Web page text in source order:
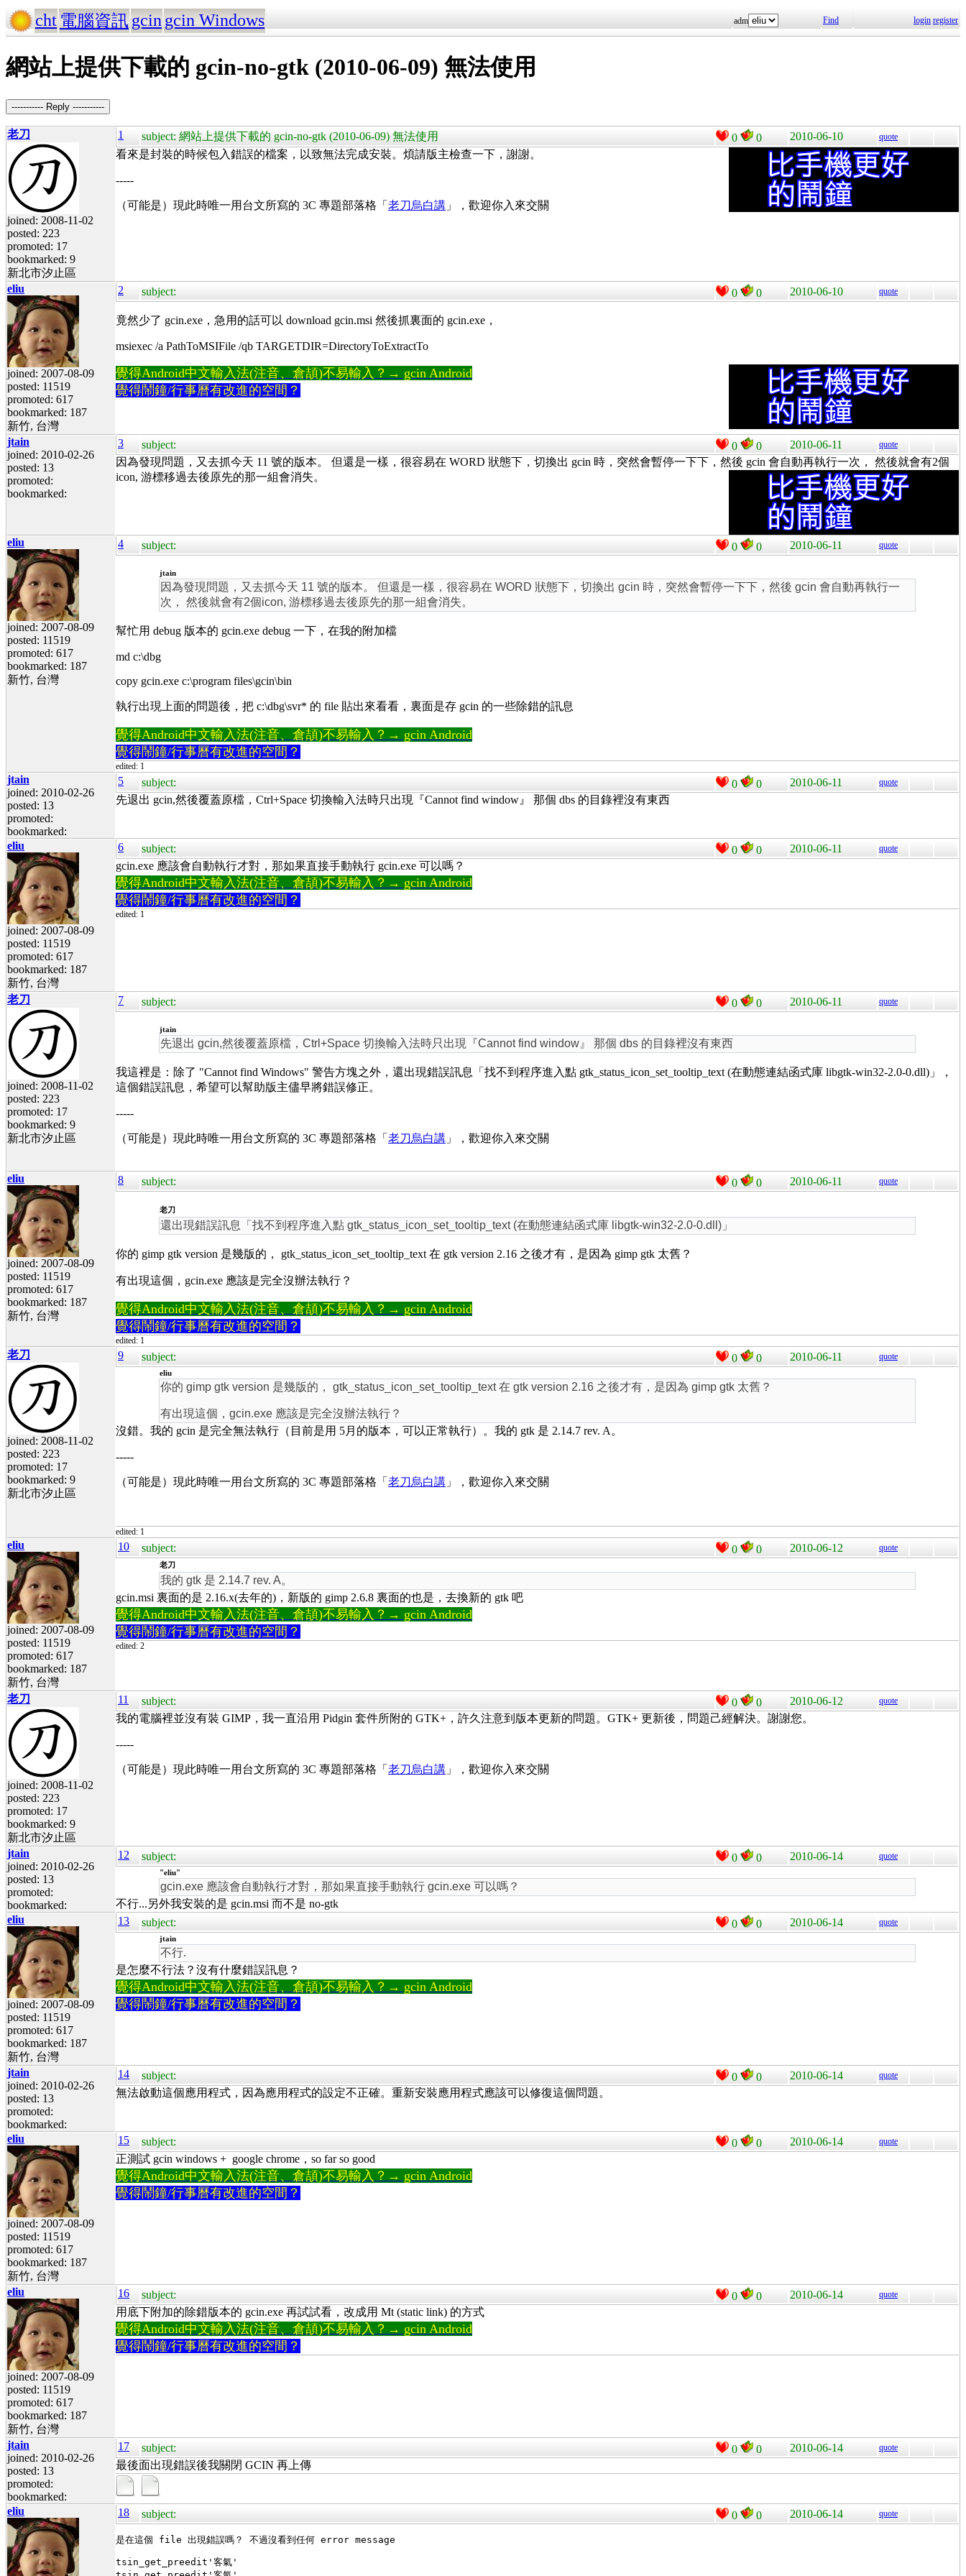
cht 電腦資訊 gcin gcin Windows adm Find login register
網站上提供下載的 gcin-no-gtk (2010-06-09) 無法使用
----------- Reply -----------
老刀
joined: 2008-11-02
posted: 223
promoted: 17
bookmarked: 9
新北市汐止區
1 subject: 網站上提供下載的 gcin-no-gtk (2010-06-09) 無法使用 0 0 2010-06-10 quote
看來是封裝的時候包入錯誤的檔案，以致無法完成安裝。煩請版主檢查一下，謝謝。
-----
（可能是）現此時唯一用台文所寫的 3C 專題部落格「 老刀烏白講 」，歡迎你入來交關
eliu
joined: 2007-08-09
posted: 11519
promoted: 617
bookmarked: 187
新竹, 台灣
2 subject: 0 0 2010-06-10 quote
竟然少了 gcin.exe，急用的話可以 download gcin.msi 然後抓裏面的 gcin.exe，
msiexec /a PathToMSIFile /qb TARGETDIR=DirectoryToExtractTo
覺得Android中文輸入法(注音、倉頡)不易輸入？→ gcin Android
覺得鬧鐘/行事曆有改進的空間？
jtain
joined: 2010-02-26
posted: 13
promoted:
bookmarked:
3 subject: 0 0 2010-06-11 quote
因為發現問題，又去抓今天 11 號的版本。 但還是一樣，很容易在 WORD 狀態下，切換出 gcin 時，突然會暫停一下下，然後 gcin 會自動再執行一次， 然後就會有2個
icon, 游標移過去後原先的那一組會消失。
eliu
joined: 2007-08-09
posted: 11519
promoted: 617
bookmarked: 187
新竹, 台灣
4 subject: 0 0 2010-06-11 quote
jtain
因為發現問題，又去抓今天 11 號的版本。 但還是一樣，很容易在 WORD 狀態下，切換出 gcin 時，突然會暫停一下下，然後 gcin 會自動再執行一
次， 然後就會有2個icon, 游標移過去後原先的那一組會消失。
幫忙用 debug 版本的 gcin.exe debug 一下，在我的附加檔
md c:\dbg
copy gcin.exe c:\program files\gcin\bin
執行出現上面的問題後，把 c:\dbg\svr* 的 file 貼出來看看，裏面是存 gcin 的一些除錯的訊息
覺得Android中文輸入法(注音、倉頡)不易輸入？→ gcin Android
覺得鬧鐘/行事曆有改進的空間？
edited: 1
jtain
joined: 2010-02-26
posted: 13
promoted:
bookmarked:
5 subject: 0 0 2010-06-11 quote
先退出 gcin,然後覆蓋原檔，Ctrl+Space 切換輸入法時只出現『Cannot find window』 那個 dbs 的目錄裡沒有東西
eliu
joined: 2007-08-09
posted: 11519
promoted: 617
bookmarked: 187
新竹, 台灣
6 subject: 0 0 2010-06-11 quote
gcin.exe 應該會自動執行才對，那如果直接手動執行 gcin.exe 可以嗎？
覺得Android中文輸入法(注音、倉頡)不易輸入？→ gcin Android
覺得鬧鐘/行事曆有改進的空間？
edited: 1
老刀
joined: 2008-11-02
posted: 223
promoted: 17
bookmarked: 9
新北市汐止區
7 subject: 0 0 2010-06-11 quote
jtain
先退出 gcin,然後覆蓋原檔，Ctrl+Space 切換輸入法時只出現『Cannot find window』 那個 dbs 的目錄裡沒有東西
我這裡是：除了 "Cannot find Windows" 警告方塊之外，還出現錯誤訊息「找不到程序進入點 gtk_status_icon_set_tooltip_text (在動態連結函式庫 libgtk-win32-2.0-0.dll)」，
這個錯誤訊息，希望可以幫助版主儘早將錯誤修正。
-----
（可能是）現此時唯一用台文所寫的 3C 專題部落格「 老刀烏白講 」，歡迎你入來交關
eliu
joined: 2007-08-09
posted: 11519
promoted: 617
bookmarked: 187
新竹, 台灣
8 subject: 0 0 2010-06-11 quote
老刀
還出現錯誤訊息「找不到程序進入點 gtk_status_icon_set_tooltip_text (在動態連結函式庫 libgtk-win32-2.0-0.dll)」
你的 gimp gtk version 是幾版的， gtk_status_icon_set_tooltip_text 在 gtk version 2.16 之後才有，是因為 gimp gtk 太舊？
有出現這個，gcin.exe 應該是完全沒辦法執行？
覺得Android中文輸入法(注音、倉頡)不易輸入？→ gcin Android
覺得鬧鐘/行事曆有改進的空間？
edited: 1
老刀
joined: 2008-11-02
posted: 223
promoted: 17
bookmarked: 9
新北市汐止區
9 subject: 0 0 2010-06-11 quote
eliu
你的 gimp gtk version 是幾版的， gtk_status_icon_set_tooltip_text 在 gtk version 2.16 之後才有，是因為 gimp gtk 太舊？
有出現這個，gcin.exe 應該是完全沒辦法執行？
沒錯。我的 gcin 是完全無法執行（目前是用 5月的版本，可以正常執行）。我的 gtk 是 2.14.7 rev. A。
-----
（可能是）現此時唯一用台文所寫的 3C 專題部落格「 老刀烏白講 」，歡迎你入來交關
edited: 1
eliu
joined: 2007-08-09
posted: 11519
promoted: 617
bookmarked: 187
新竹, 台灣
10 subject: 0 0 2010-06-12 quote
老刀
我的 gtk 是 2.14.7 rev. A。
gcin.msi 裏面的是 2.16.x(去年的)，新版的 gimp 2.6.8 裏面的也是，去換新的 gtk 吧
覺得Android中文輸入法(注音、倉頡)不易輸入？→ gcin Android
覺得鬧鐘/行事曆有改進的空間？
edited: 2
老刀
joined: 2008-11-02
posted: 223
promoted: 17
bookmarked: 9
新北市汐止區
11 subject: 0 0 2010-06-12 quote
我的電腦裡並沒有裝 GIMP，我一直沿用 Pidgin 套件所附的 GTK+，許久注意到版本更新的問題。GTK+ 更新後，問題己經解決。謝謝您。
-----
（可能是）現此時唯一用台文所寫的 3C 專題部落格「 老刀烏白講 」，歡迎你入來交關
jtain
joined: 2010-02-26
posted: 13
promoted:
bookmarked:
12 subject: 0 0 2010-06-14 quote
"eliu"
gcin.exe 應該會自動執行才對，那如果直接手動執行 gcin.exe 可以嗎？
不行...另外我安裝的是 gcin.msi 而不是 no-gtk
eliu
joined: 2007-08-09
posted: 11519
promoted: 617
bookmarked: 187
新竹, 台灣
13 subject: 0 0 2010-06-14 quote
jtain
不行.
是怎麼不行法？沒有什麼錯誤訊息？
覺得Android中文輸入法(注音、倉頡)不易輸入？→ gcin Android
覺得鬧鐘/行事曆有改進的空間？
jtain
joined: 2010-02-26
posted: 13
promoted:
bookmarked:
14 subject: 0 0 2010-06-14 quote
無法啟動這個應用程式，因為應用程式的設定不正確。重新安裝應用程式應該可以修復這個問題。
eliu
joined: 2007-08-09
posted: 11519
promoted: 617
bookmarked: 187
新竹, 台灣
15 subject: 0 0 2010-06-14 quote
正測試 gcin windows + google chrome，so far so good
覺得Android中文輸入法(注音、倉頡)不易輸入？→ gcin Android
覺得鬧鐘/行事曆有改進的空間？
eliu
joined: 2007-08-09
posted: 11519
promoted: 617
bookmarked: 187
新竹, 台灣
16 subject: 0 0 2010-06-14 quote
用底下附加的除錯版本的 gcin.exe 再試試看，改成用 Mt (static link) 的方式
覺得Android中文輸入法(注音、倉頡)不易輸入？→ gcin Android
覺得鬧鐘/行事曆有改進的空間？
jtain
joined: 2010-02-26
posted: 13
promoted:
bookmarked:
17 subject: 0 0 2010-06-14 quote
最後面出現錯誤後我關閉 GCIN 再上傳
eliu 18 subject: 0 0 2010-06-14 quote
tsin_get_preedit'客氣'